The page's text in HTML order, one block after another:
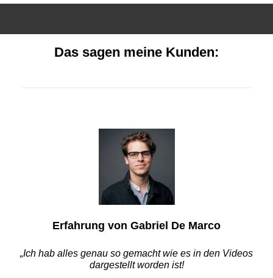
Das sagen meine Kunden:
Erfahrung von Gabriel De Marco
„Ich hab alles genau so gemacht wie es in den Videos
dargestellt worden ist!